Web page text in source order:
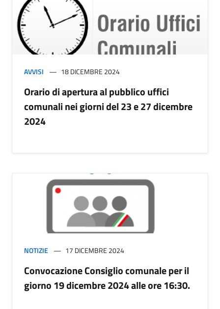
AVVISI 18 DICEMBRE 2024
Orario di apertura al pubblico uffici
comunali nei giorni del 23 e 27 dicembre
2024
NOTIZIE 17 DICEMBRE 2024
Convocazione Consiglio comunale per il
giorno 19 dicembre 2024 alle ore 16:30.